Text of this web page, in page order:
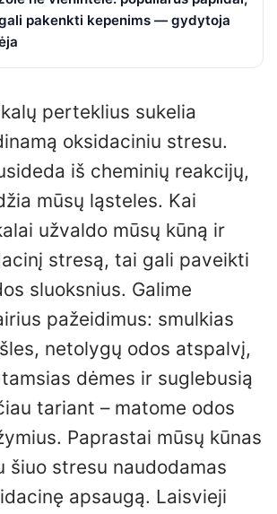
pakenkti kepenims — gydytoja
perteklius sukelia
oksidaciniu stresu.
iš cheminių reakcijų,
mūsų ląsteles. Kai
užvaldo mūsų kūną ir
stresą, tai gali paveikti
sluoksnius. Galime
pažeidimus: smulkias
netolygų odos atspalvį,
dėmes ir suglebusią
tariant – matome odos
Paprastai mūsų kūnas
šiuo stresu naudodamas
apsaugą. Laisvieji